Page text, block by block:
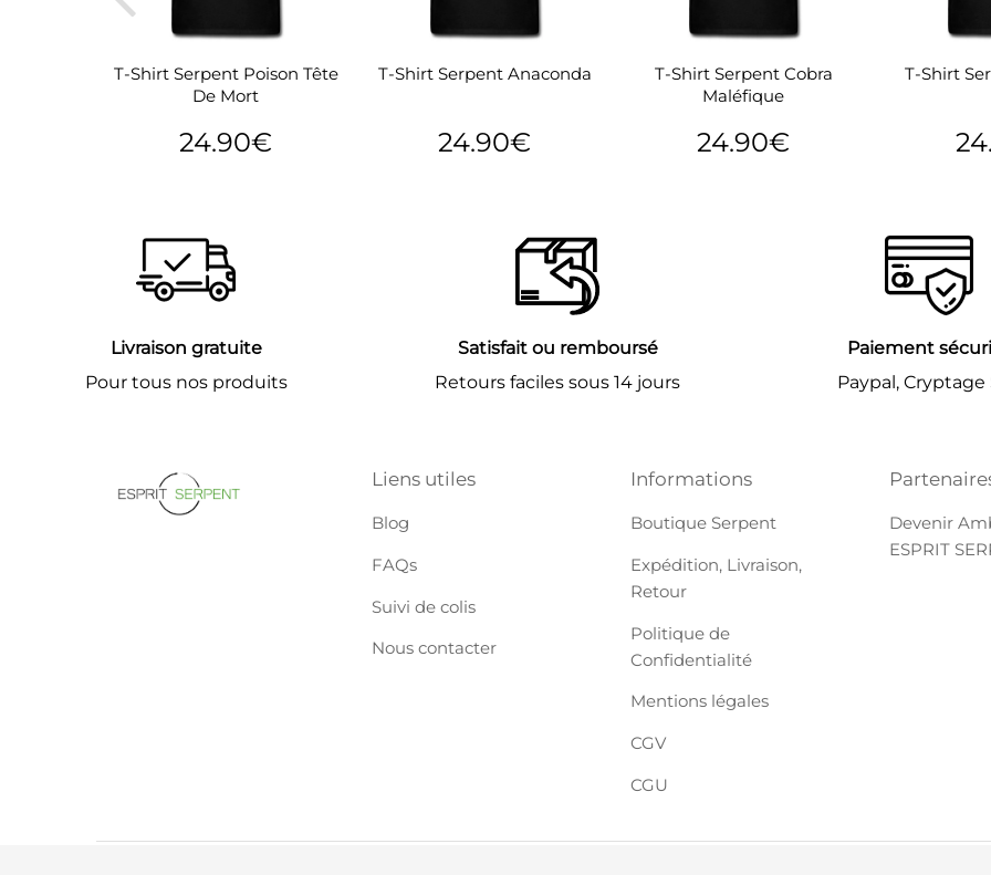
T-Shirt Serpent Poison Tête
De Mort
Prix
24.90€
T-Shirt Serpent Anaconda
Prix
24.90€
T-Shirt Serpent Cobra
Maléfique
Prix
24.90€
T-Shirt
Prix
Livraison gratuite
Pour tous nos produits
Satisfait ou remboursé
Retours faciles sous 14 jours
Paiement
Paypal, Cryptage
Liens utiles
Blog
FAQs
Suivi de colis
Nous contacter
Informations
Boutique Serpent
Expédition, Livraison,
Retour
Politique de
Confidentialité
Mentions légales
CGV
CGU
Devenir
ESPRIT